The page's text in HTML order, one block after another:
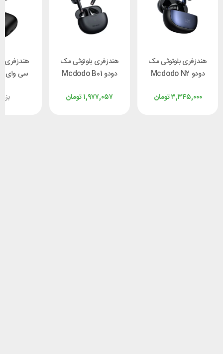
هندزفری بلوتوثی مک
دودو Mcdodo N2
تومان۳,۳۴۵,۰۰۰
هندزفری بلوتوثی مک
دودو Mcdodo B01
تومان۱,۹۷۷,۰۵۷
هندزفری